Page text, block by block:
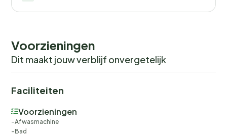
Voorzieningen
Dit maakt jouw verblijf onvergetelijk
Faciliteiten
Voorzieningen
Afwasmachine
Bad